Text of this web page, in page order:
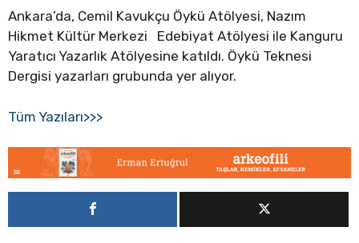
Ankara’da, Cemil Kavukçu Öykü Atölyesi, Nazım
Hikmet Kültür Merkezi Edebiyat Atölyesi ile Kanguru
Yaratıcı Yazarlık Atölyesine katıldı. Öykü Teknesi
Dergisi yazarları grubunda yer alıyor.
Tüm Yazıları>>>